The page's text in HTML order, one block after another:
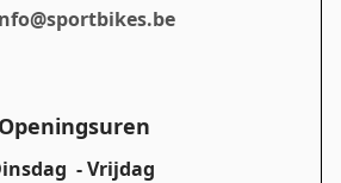
Openingsuren
- Vrijdag